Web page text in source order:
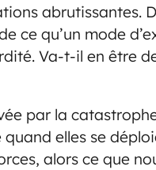
abrutissantes.
ce qu’un mode
Va-t-il en être
par la
elles se
alors ce que